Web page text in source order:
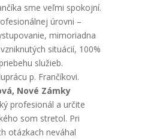
sme veľmi spokojní.
úrovni –
mimoriadna
situácií, 100%
služieb.
p. Frančíkovi.
Nové Zámky
profesionál a určite
som stretol. Pri
otázkach neváhal